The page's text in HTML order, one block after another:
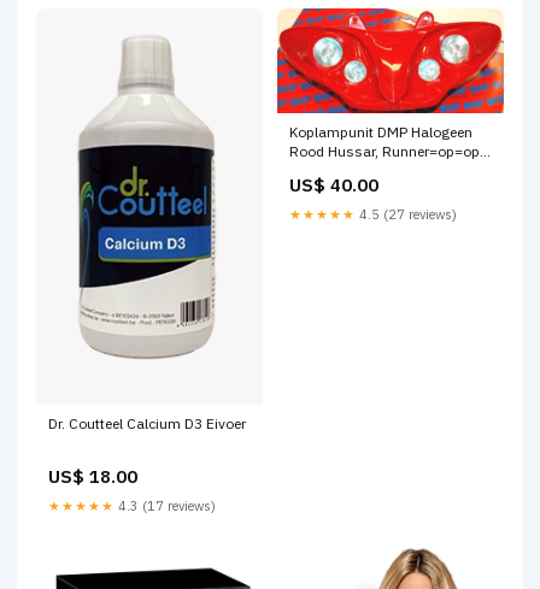
Dr. Coutteel Calcium D3 Eivoer
US$ 18.00
★★★★★ 4.3 (17 reviews)
Koplampunit DMP Halogeen
Rood Hussar, Runner=op=op
US$ 40.00
★★★★★ 4.5 (27 reviews)